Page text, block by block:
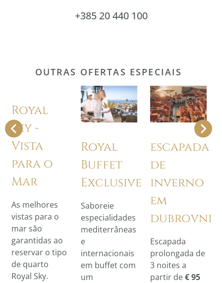
+385 20 440 100
OUTRAS OFERTAS ESPECIAIS
Royal
Sky -
Vista
para o
Mar
As melhores
vistas para o
mar são
garantidas ao
reservar o tipo
de quarto
Royal Sky.
Royal
Buffet
Exclusive
Saboreie
especialidades
mediterrâneas
e
internacionais
em buffet com
um
escapada
de
inverno
em
dubrovnik
Escapada
prolongada de
3 noites a
partir de€ 95